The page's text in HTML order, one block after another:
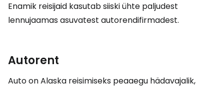
Enamik reisijaid kasutab siiski ühte paljudest
lennujaamas asuvatest autorendifirmadest.
Autorent
Auto on Alaska reisimiseks peaaegu hädavajalik,